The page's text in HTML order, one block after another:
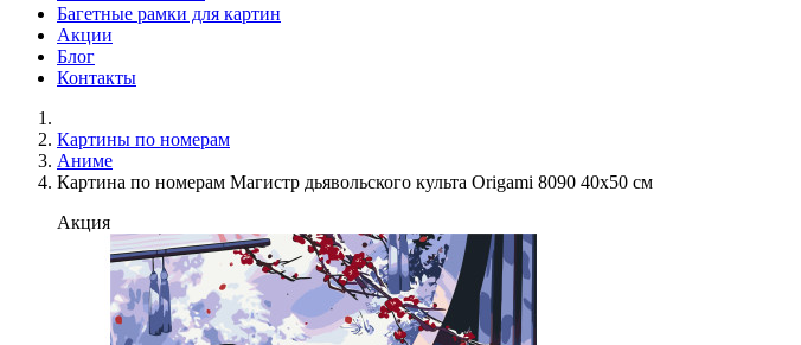
Багетные рамки для картин
Акции
Блог
Контакты
Картины по номерам
Аниме
Картина по номерам Магистр дьявольского культа Origami 8090 40x50 см
Акция